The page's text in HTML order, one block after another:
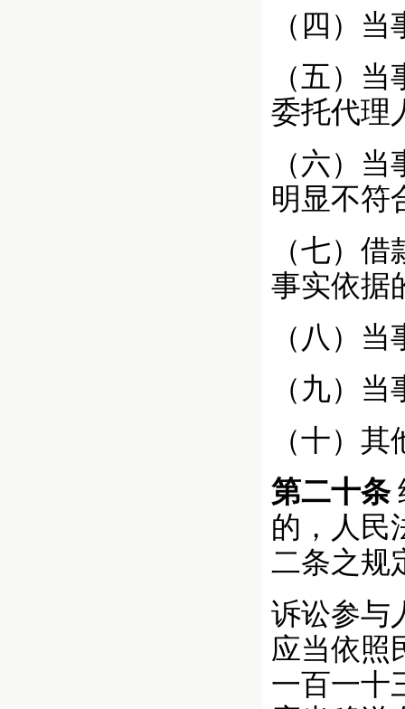
（四）
（五）
委托代理
（六）
明显不符
（七）
事实依据
（八）
（九）
（十）
第二十条
的，人民
二条之规
诉讼参与
应当依照
一百一十